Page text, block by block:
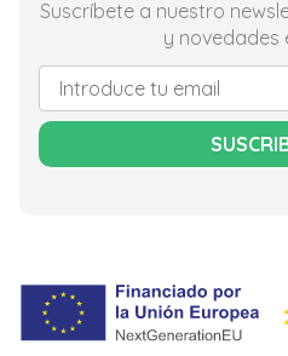
Suscríbete a nuestro
y novedades